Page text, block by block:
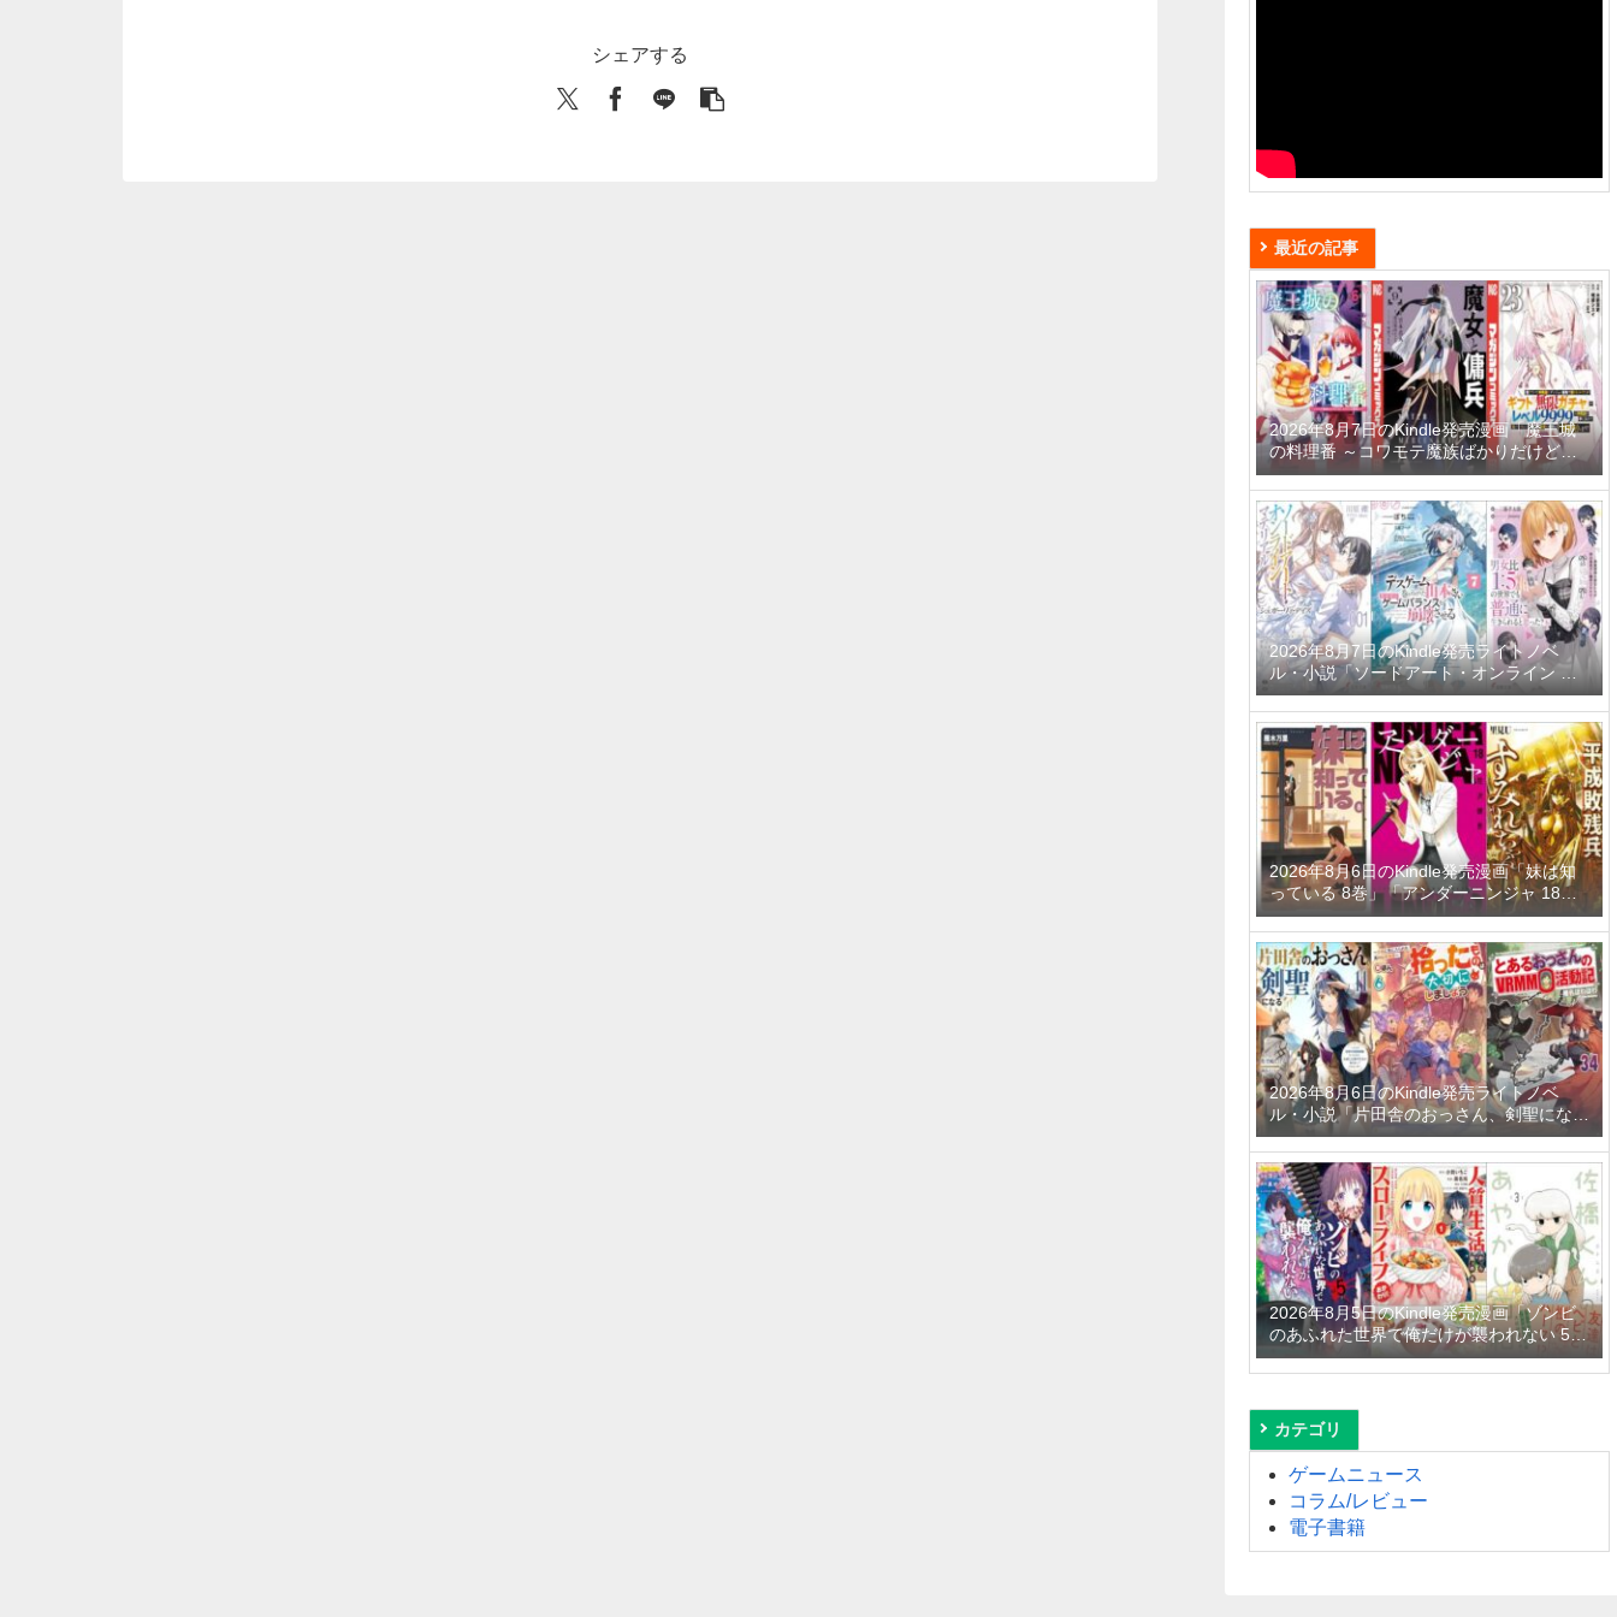
シェアする
最近の記事
2026年8月7日のKindle発売漫画「魔王城
の料理番 ～コワモテ魔族ばかりだけど、
ホワイトな職場です～ 6巻」「魔女と傭兵
9巻」「信じていた仲間達にダンジョン奥
地で殺されかけたがギフト『無限ガチャ』
でレベル9999の仲間達を手に入れて元パ
ーティーメンバーと世界に復讐＆『ざま
ぁ！』します！ 23巻」など
2026年8月7日のKindle発売ライトノベ
ル・小説「ソードアート・オンライン マ
テリアル1 シュガーリィ・デイズ」「デス
ゲームに巻き込まれた山本さん、気ままに
ゲームバランスを崩壊させる 7巻」「男女
比1：5の世界でも普通に生きられると思
った？6 ～激重感情な彼女たちが無自覚男
子に翻弄されたら～」など
2026年8月6日のKindle発売漫画「妹は知
っている 8巻」「アンダーニンジャ 18
巻」「平成敗残兵すみれちゃん 11巻」な
ど
2026年8月6日のKindle発売ライトノベ
ル・小説「片田舎のおっさん、剣聖になる
11 ～ただの田舎の剣術師範だったのに、
大成した弟子たちが俺を放ってくれない件
～」「拾ったものは大切にしましょう ～
子狼に気に入られた男の転移物語～ 6巻」
「とあるおっさんのVRMMO活動記 34
巻」など
2026年8月5日のKindle発売漫画「ゾンビ
のあふれた世界で俺だけが襲われない 5
巻」「人質生活から始めるスローライフ
おかわり！ 1巻」「佐橋くんのあやかし日
カテゴリ
ゲームニュース
コラム/レビュー
電子書籍